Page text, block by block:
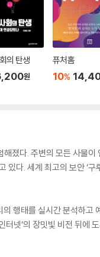
의 탄생
원
퓨처홈
10%
졌다. 주변의 모든 사물
다. 세계 최고의 보안 ‘
행태를 실시간 분석하
넷’의 장밋빛 비전 뒤에